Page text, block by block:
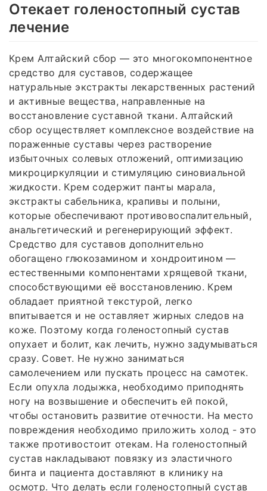
Отекает голеностопный сустав
лечение
Крем Алтайский сбор — это многокомпонентное
средство для суставов, содержащее
натуральные экстракты лекарственных растений
и активные вещества, направленные на
восстановление суставной ткани. Алтайский
сбор осуществляет комплексное воздействие на
пораженные суставы через растворение
избыточных солевых отложений, оптимизацию
микроциркуляции и стимуляцию синовиальной
жидкости. Крем содержит панты марала,
экстракты сабельника, крапивы и полыни,
которые обеспечивают противовоспалительный,
анальгетический и регенерирующий эффект.
Средство для суставов дополнительно
обогащено глюкозамином и хондроитином —
естественными компонентами хрящевой ткани,
способствующими её восстановлению. Крем
обладает приятной текстурой, легко
впитывается и не оставляет жирных следов на
коже. Поэтому когда голеностопный сустав
опухает и болит, как лечить, нужно задумываться
сразу. Совет. Не нужно заниматься
самолечением или пускать процесс на самотек.
Если опухла лодыжка, необходимо приподнять
ногу на возвышение и обеспечить ей покой,
чтобы остановить развитие отечности. На место
повреждения необходимо приложить холод - это
также противостоит отекам. На голеностопный
сустав накладывают повязку из эластичного
бинта и пациента доставляют в клинику на
осмотр. Что делать если голеностопный сустав